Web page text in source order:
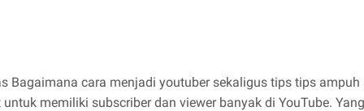
Bagaimana cara menjadi youtuber sekaligus tips tips
memiliki subscriber dan viewer banyak di YouTube.